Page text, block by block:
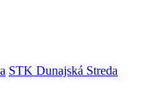
STK Dunajská Streda